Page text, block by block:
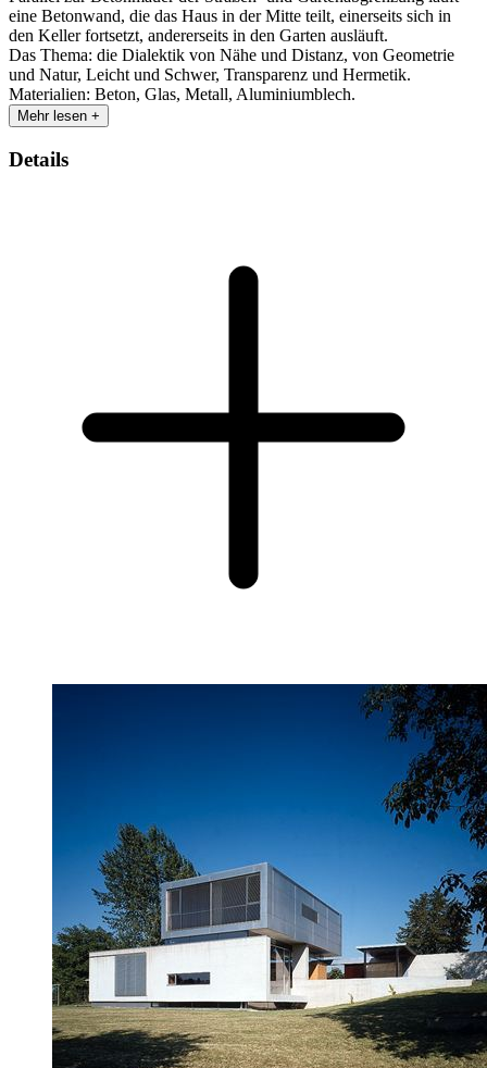
eine Betonwand, die das Haus in der Mitte teilt, einerseits sich in
den Keller fortsetzt, andererseits in den Garten ausläuft.
Das Thema: die Dialektik von Nähe und Distanz, von Geometrie
und Natur, Leicht und Schwer, Transparenz und Hermetik.
Materialien: Beton, Glas, Metall, Aluminiumblech.
Mehr lesen +
Details